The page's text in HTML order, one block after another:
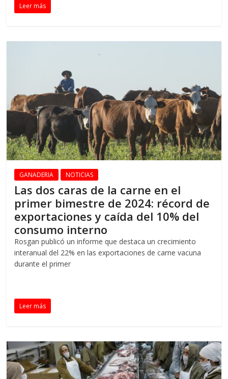
Leer más
GANADERIA NOTICIAS
Las dos caras de la carne en el
primer bimestre de 2024: récord de
exportaciones y caída del 10% del
consumo interno
Rosgan publicó un informe que destaca un crecimiento
interanual del 22% en las exportaciones de carne vacuna
durante el primer
Leer más